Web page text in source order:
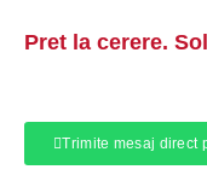
Pret la cerere.
Trimite mesaj direct